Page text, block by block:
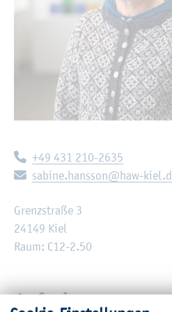
Te­le­fon:
+49 431 210-2635
E-Mail:
sa­bi­ne.​hansson@​haw-​
Grenz­stra­ße 3
24149 Kiel
Raum: C12-2.50
Auf­ga­ben